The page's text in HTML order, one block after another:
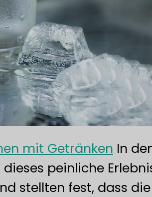
mit Getränken In
peinliche
stellten fest, dass